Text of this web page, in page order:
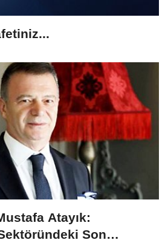
Atayık:
Son